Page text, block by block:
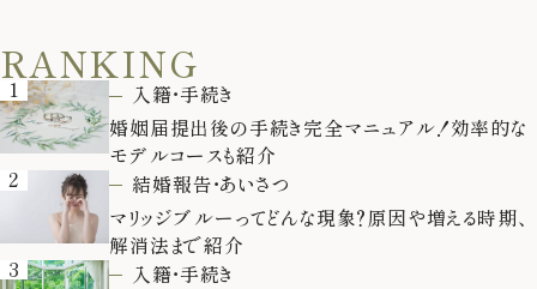
RANKING
1
入籍・手続き
婚姻届提出後の手続き完全マニュアル！効率的な
モデルコースも紹介
2
結婚報告・あいさつ
マリッジブルーってどんな現象？原因や増える時期、
解消法まで紹介
3
入籍・手続き